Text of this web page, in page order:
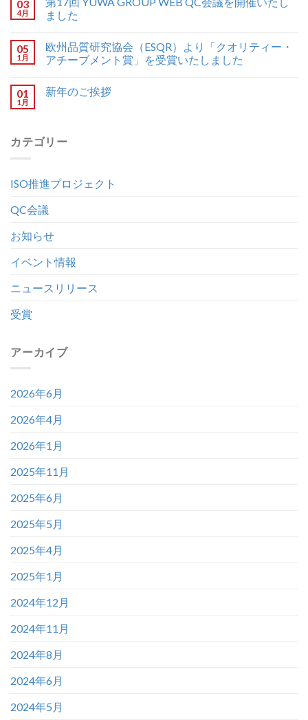
03
4月
ました
05
1月
欧州品質研究協会（ESQR）より「クオリティー・
アチーブメント賞」を受賞いたしました
01
1月
新年のご挨拶
カテゴリー
ISO推進プロジェクト
QC会議
お知らせ
イベント情報
ニュースリリース
受賞
アーカイブ
2026年6月
2026年4月
2026年1月
2025年11月
2025年6月
2025年5月
2025年4月
2025年1月
2024年12月
2024年11月
2024年8月
2024年6月
2024年5月